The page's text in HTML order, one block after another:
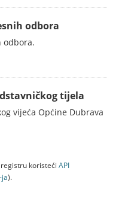
odbora
odbora.
tijela
vijeća Općine Dubrava
koristeći API
jа).